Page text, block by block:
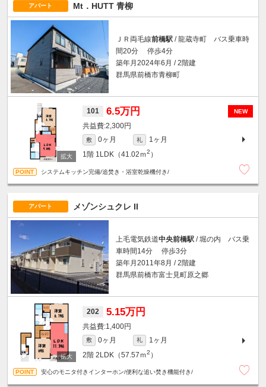
アパート Mt．HUTT 青柳
ＪＲ両毛線前橋駅 / 龍蔵寺町 バス乗車時
間20分 停歩4分
築年月2024年6月 / 2階建
群馬県前橋市青柳町
NEW
101 6.5万円
2,300円
敷 0ヶ月 礼
1ヶ月
1階 1LDK（41.02ｍ2 ）
システムキッチン完備/追焚き・浴室乾燥機付き/
アパート メゾンシュクレ II
上毛電気鉄道中央前橋駅 / 堀の内 バス乗
車時間14分 停歩3分
築年月2011年8月 / 2階建
群馬県前橋市富士見町原之郷
202 5.15万円
1,400円
敷 0ヶ月 礼
1ヶ月
2階 2LDK（57.57ｍ2 ）
安心のモニタ付きインターホン/便利な追い焚き機能付き/